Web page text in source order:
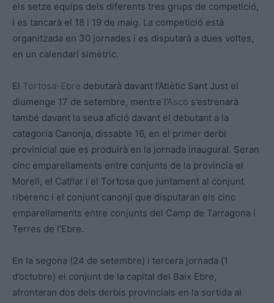
els setze equips dels diferents tres grups de competició,
i es tancarà el 18 i 19 de maig. La competició està
organitzada en 30 jornades i es disputarà a dues voltes,
en un calendari simètric.
El Tortosa-Ebre debutarà davant l’Atlètic Sant Just el
diumenge 17 de setembre, mentre l’Ascó s’estrenarà
també davant la seua afició davant el debutant a la
categoria Canonja, dissabte 16, en el primer derbi
provinicial que es produirà en la jornada inaugural. Seran
cinc emparellaments entre conjunts de la provincia el
Morell, el Catllar i el Tortosa que juntament al conjunt
riberenc i el conjunt canonjí que disputaran els cinc
emparellaments entre conjunts del Camp de Tarragona i
Terres de l’Ebre.
En la segona (24 de setembre) i tercera jornada (1
d’octubre) el conjunt de la capital del Baix Ebre,
afrontaran dos dels derbis provincials en la sortida al